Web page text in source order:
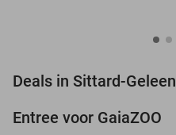
Deals in Sittard-Geleen
Entree voor GaiaZOO